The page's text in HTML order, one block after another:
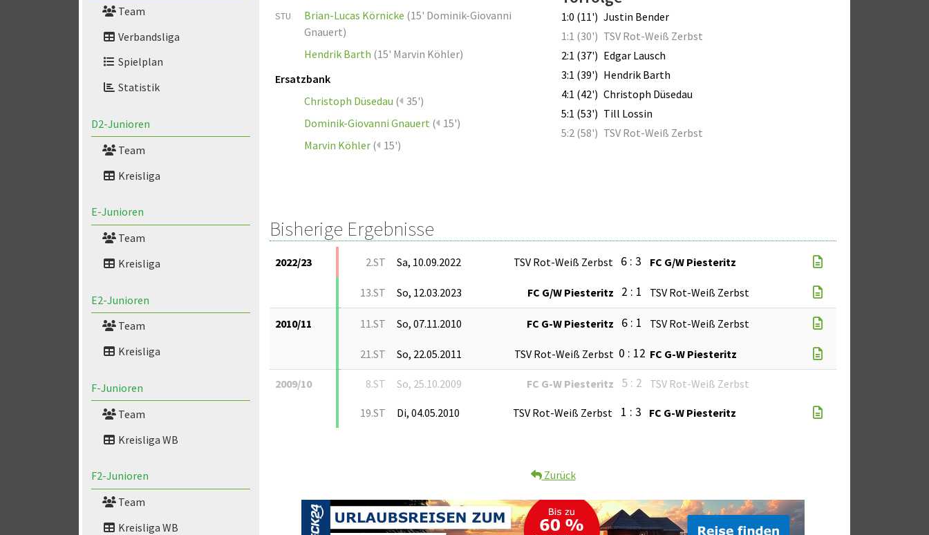
Team
Verbandsliga
Spielplan
Statistik
D2-Junioren
Team
Kreisliga
E-Junioren
Team
Kreisliga
E2-Junioren
Team
Kreisliga
F-Junioren
Team
Kreisliga WB
F2-Junioren
Team
Kreisliga WB
STU Brian-Lucas Körnicke (15' Dominik-Giovanni
Gnauert)
Hendrik Barth (15' Marvin Köhler)
Ersatzbank
Christoph Düsedau ( 35')
Dominik-Giovanni Gnauert ( 15')
Marvin Köhler ( 15')
1:0 (11') Justin Bender
1:1 (30') TSV Rot-Weiß Zerbst
2:1 (37') Edgar Lausch
3:1 (39') Hendrik Barth
4:1 (42') Christoph Düsedau
5:1 (53') Till Lossin
5:2 (58') TSV Rot-Weiß Zerbst
Bisherige Ergebnisse
2022/23 2.ST Sa, 10.09.2022 TSV Rot-Weiß Zerbst 6 : 3 FC G/W Piesteritz
13.ST So, 12.03.2023 FC G/W Piesteritz 2 : 1 TSV Rot-Weiß Zerbst
2010/11 11.ST So, 07.11.2010 FC G-W Piesteritz 6 : 1 TSV Rot-Weiß Zerbst
21.ST So, 22.05.2011 TSV Rot-Weiß Zerbst 0 : 12 FC G-W Piesteritz
2009/10 8.ST So, 25.10.2009 FC G-W Piesteritz 5 : 2 TSV Rot-Weiß Zerbst
19.ST Di, 04.05.2010 TSV Rot-Weiß Zerbst 1 : 3 FC G-W Piesteritz
Zurück